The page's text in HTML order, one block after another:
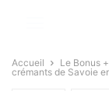
Accueil Le Bonus +
crémants de Savoie